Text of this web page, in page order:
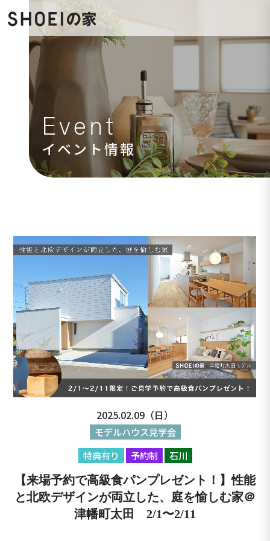
Event
イベント情報
2025.02.09（日）
モデルハウス見学会
特典有り
予約制
石川
【来場予約で高級食パンプレゼント！】性能
と北欧デザインが両立した、庭を愉しむ家＠
津幡町太田 2/1〜2/11